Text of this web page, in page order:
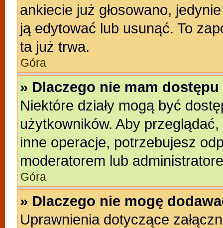
ankiecie już głosowano,
ją edytować lub usunąć. To
ta już trwa.
Góra
» Dlaczego nie mam dostępu
Niektóre działy mogą być
użytkowników. Aby
inne operacje, potrzebujesz
moderatorem lub
Góra
» Dlaczego nie mogę
Uprawnienia dotyczące